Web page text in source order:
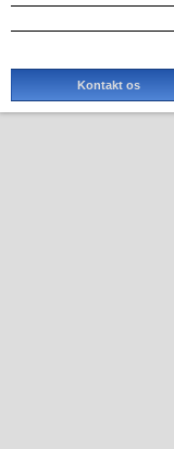
Kontakt os